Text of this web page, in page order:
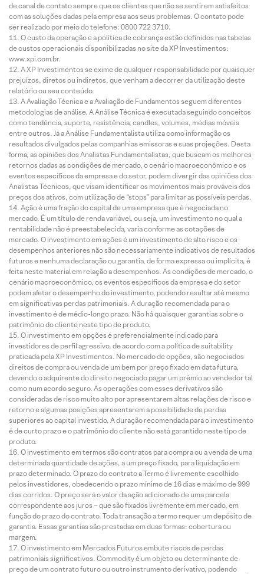
de canal de contato sempre que os clientes que não se sentirem satisfeitos
com as soluções dadas pela empresa aos seus problemas. O contato pode
ser realizado por meio do telefone: 0800 722 3710.
O custo da operação e a política de cobrança estão definidos nas tabelas
de custos operacionais disponibilizadas no site da XP Investimentos:
www.xpi.com.br.
A XP Investimentos se exime de qualquer responsabilidade por quaisquer
prejuízos, diretos ou indiretos, que venham a decorrer da utilização deste
relatório ou seu conteúdo.
A Avaliação Técnica e a Avaliação de Fundamentos seguem diferentes
metodologias de análise. A Análise Técnica é executada seguindo conceitos
como tendência, suporte, resistência, candles, volumes, médias móveis
entre outros. Já a Análise Fundamentalista utiliza como informação os
resultados divulgados pelas companhias emissoras e suas projeções. Desta
forma, as opiniões dos Analistas Fundamentalistas, que buscam os melhores
retornos dadas as condições de mercado, o cenário macroeconômico e os
eventos específicos da empresa e do setor, podem divergir das opiniões dos
Analistas Técnicos, que visam identificar os movimentos mais prováveis dos
preços dos ativos, com utilização de “stops” para limitar as possíveis perdas.
Ação é uma fração do capital de uma empresa que é negociada no
mercado. É um título de renda variável, ou seja, um investimento no qual a
rentabilidade não é preestabelecida, varia conforme as cotações de
mercado. O investimento em ações é um investimento de alto risco e os
desempenhos anteriores não são necessariamente indicativos de resultados
futuros e nenhuma declaração ou garantia, de forma expressa ou implícita, é
feita neste material em relação a desempenhos. As condições de mercado, o
cenário macroeconômico, os eventos específicos da empresa e do setor
podem afetar o desempenho do investimento, podendo resultar até mesmo
em significativas perdas patrimoniais. A duração recomendada para o
investimento é de médio-longo prazo. Não há quaisquer garantias sobre o
patrimônio do cliente neste tipo de produto.
O investimento em opções é preferencialmente indicado para
investidores de perfil agressivo, de acordo com a política de suitability
praticada pela XP Investimentos. No mercado de opções, são negociados
direitos de compra ou venda de um bem por preço fixado em data futura,
devendo o adquirente do direito negociado pagar um prêmio ao vendedor tal
como num acordo seguro. As operações com esses derivativos são
consideradas de risco muito alto por apresentarem altas relações de risco e
retorno e algumas posições apresentarem a possibilidade de perdas
superiores ao capital investido. A duração recomendada para o investimento
é de curto prazo e o patrimônio do cliente não está garantido neste tipo de
produto.
O investimento em termos são contratos para compra ou a venda de uma
determinada quantidade de ações, a um preço fixado, para liquidação em
prazo determinado. O prazo do contrato a Termo é livremente escolhido
pelos investidores, obedecendo o prazo mínimo de 16 dias e máximo de 999
dias corridos. O preço será o valor da ação adicionado de uma parcela
correspondente aos juros – que são fixados livremente em mercado, em
função do prazo do contrato. Toda transação a termo requer um depósito de
garantia. Essas garantias são prestadas em duas formas: cobertura ou
margem.
O investimento em Mercados Futuros embute riscos de perdas
patrimoniais significativos. Commodity é um objeto ou determinante de
preço de um contrato futuro ou outro instrumento derivativo, podendo